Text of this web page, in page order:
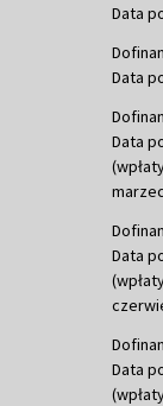
Data
Data
Data
Data
Data